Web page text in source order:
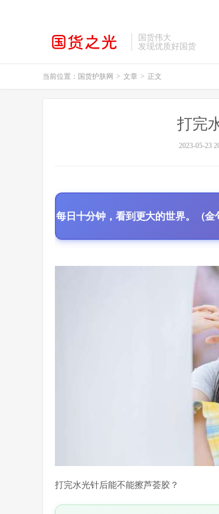
国货伟大
发现优质好国货
当前位置： 国货护肤网 > 文章 > 正文
打完
2023-05-23
每日十分钟，看到更大的世界。（金
打完水光针后能不能擦芦荟胶？